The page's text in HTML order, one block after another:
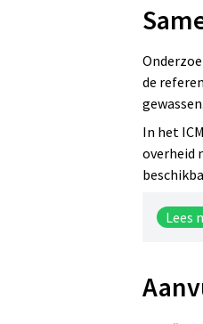
de
In het
overheid
Lees